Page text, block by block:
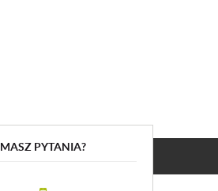
MASZ PYTANIA?